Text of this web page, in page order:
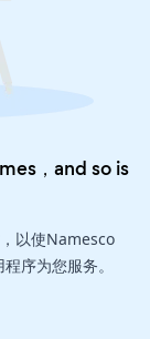
，and so is
以使Namesco
序为您服务。